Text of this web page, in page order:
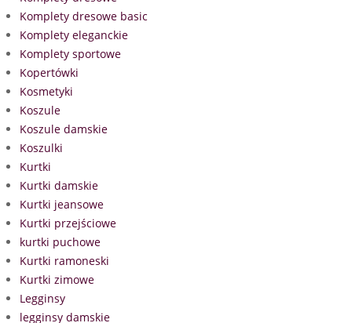
Komplety dresowe basic
Komplety eleganckie
Komplety sportowe
Kopertówki
Kosmetyki
Koszule
Koszule damskie
Koszulki
Kurtki
Kurtki damskie
Kurtki jeansowe
Kurtki przejściowe
kurtki puchowe
Kurtki ramoneski
Kurtki zimowe
Legginsy
legginsy damskie